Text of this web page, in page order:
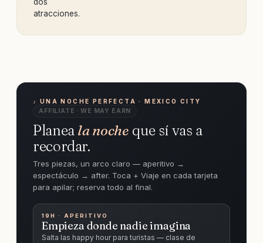
atracciones.
♪ UNA NOCHE PERFECTA · MEXICO CITY
AFFILIATE · WE MAY EARN
Planea la noche que sí vas a
recordar.
Tres piezas, un arco claro — aperitivo →
espectáculo → after. Toca + Viaje en cada tarjeta
para apilar; reserva todo al final.
19H · APERITIVO
Empieza donde nadie imagina
Salta las happy hour para turistas — clase de